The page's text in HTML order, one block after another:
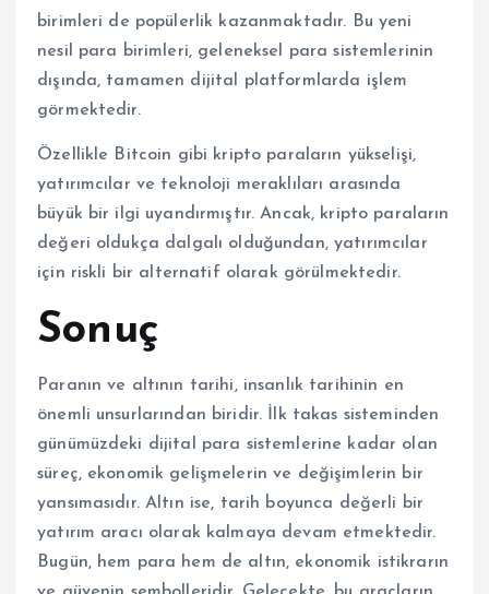
birimleri de popülerlik kazanmaktadır. Bu yeni
nesil para birimleri, geleneksel para sistemlerinin
dışında, tamamen dijital platformlarda işlem
görmektedir.
Özellikle Bitcoin gibi kripto paraların yükselişi,
yatırımcılar ve teknoloji meraklıları arasında
büyük bir ilgi uyandırmıştır. Ancak, kripto paraların
değeri oldukça dalgalı olduğundan, yatırımcılar
için riskli bir alternatif olarak görülmektedir.
Sonuç
Paranın ve altının tarihi, insanlık tarihinin en
önemli unsurlarından biridir. İlk takas sisteminden
günümüzdeki dijital para sistemlerine kadar olan
süreç, ekonomik gelişmelerin ve değişimlerin bir
yansımasıdır. Altın ise, tarih boyunca değerli bir
yatırım aracı olarak kalmaya devam etmektedir.
Bugün, hem para hem de altın, ekonomik istikrarın